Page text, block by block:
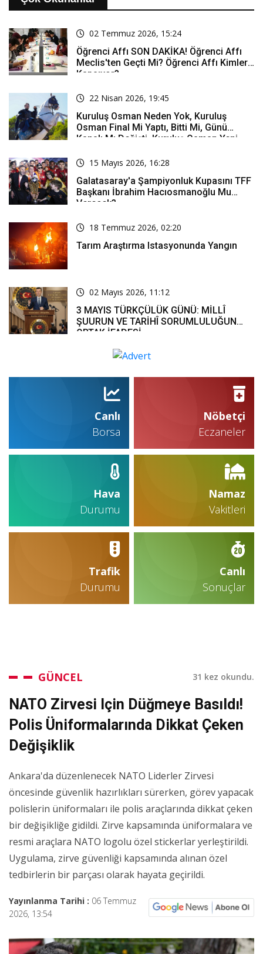
02 Temmuz 2026, 15:24
Öğrenci Affı SON DAKİKA! Öğrenci Affı
Meclis'ten Geçti Mi? Öğrenci Affı Kimleri
Kapsıyor?
22 Nisan 2026, 19:45
Kuruluş Osman Neden Yok, Kuruluş
Osman Final Mi Yaptı, Bitti Mi, Günü
Kanalı Mı Değişti, Kuruluş Osman Yeni
15 Mayıs 2026, 16:28
Galatasaray'a Şampiyonluk Kupasını TFF
Başkanı İbrahim Hacıosmanoğlu Mu
Verecek?
18 Temmuz 2026, 02:20
Tarım Araştırma Istasyonunda Yangın
02 Mayıs 2026, 11:12
3 MAYIS TÜRKÇÜLÜK GÜNÜ: MİLLÎ
ŞUURUN VE TARİHÎ SORUMLULUĞUN
ORTAK İFADESİ
Canlı
Borsa
Nöbetçi
Eczaneler
Hava
Durumu
Namaz
Vakitleri
Trafik
Durumu
Canlı
Sonuçlar
GÜNCEL 31 kez okundu.
NATO Zirvesi Için Düğmeye Basıldı!
Polis Üniformalarında Dikkat Çeken
Değişiklik
Ankara'da düzenlenecek NATO Liderler Zirvesi
öncesinde güvenlik hazırlıkları sürerken, görev yapacak
polislerin üniformaları ile polis araçlarında dikkat çeken
bir değişikliğe gidildi. Zirve kapsamında üniformalara ve
resmi araçlara NATO logolu özel stickerlar yerleştirildi.
Uygulama, zirve güvenliği kapsamında alınan özel
tedbirlerin bir parçası olarak hayata geçirildi.
Yayınlanma Tarihi : 06 Temmuz
2026, 13:54